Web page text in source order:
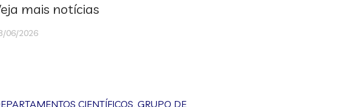
mais notícias
06/2026
CIENTÍFICOS,GRUPO DE